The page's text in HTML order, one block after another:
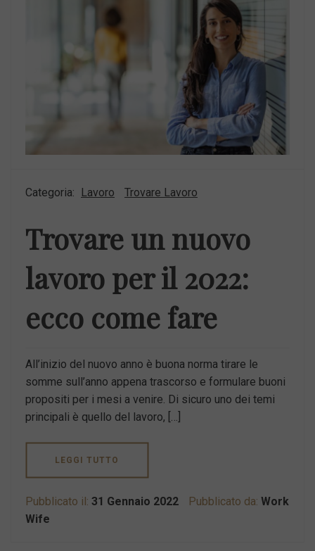
Categoria: Lavoro Trovare Lavoro
Trovare un nuovo
lavoro per il 2022:
ecco come fare
All’inizio del nuovo anno è buona norma tirare le
somme sull’anno appena trascorso e formulare buoni
propositi per i mesi a venire. Di sicuro uno dei temi
principali è quello del lavoro, […]
LEGGI TUTTO
Pubblicato il: 31 Gennaio 2022 Pubblicato da: Work
Wife